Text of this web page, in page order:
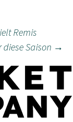
Remis
Saison →